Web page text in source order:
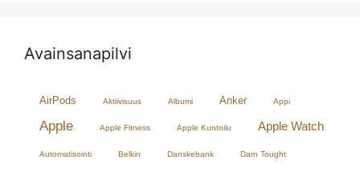
Avainsanapilvi
AirPods Aktiivisuus Albumi Anker Appi
Apple Apple Fitness Apple Kuntoilu Apple Watch
Automatisointi Belkin Danskebank Darn Tought